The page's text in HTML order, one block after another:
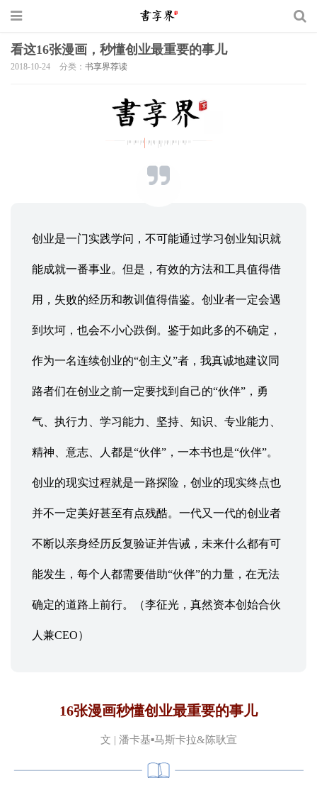
看这16张漫画，秒懂创业最重要的事儿
2018-10-24 分类： 书享界荐读
创业是一门实践学问，不可能通过学习创业知识就
能成就一番事业。但是，有效的方法和工具值得借
用，失败的经历和教训值得借鉴。创业者一定会遇
到坎坷，也会不小心跌倒。鉴于如此多的不确定，
作为一名连续创业的“创主义”者，我真诚地建议同
路者们在创业之前一定要找到自己的“伙伴”，勇
气、执行力、学习能力、坚持、知识、专业能力、
精神、意志、人都是“伙伴”，一本书也是“伙伴”。
创业的现实过程就是一路探险，创业的现实终点也
并不一定美好甚至有点残酷。一代又一代的创业者
不断以亲身经历反复验证并告诫，未来什么都有可
能发生，每个人都需要借助“伙伴”的力量，在无法
确定的道路上前行。（李征光，真然资本创始合伙
人兼CEO）
16张漫画秒懂创业最重要的事儿
文 | 潘卡基▪马斯卡拉&陈耿宣